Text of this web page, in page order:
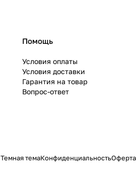
Помощь
Условия оплаты
Условия доставки
Гарантия на товар
Вопрос-ответ
Темная темаКонфиденциальностьОферта